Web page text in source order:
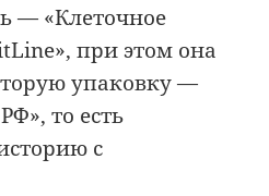
— «Клеточное
при этом она
упаковку —
то есть
с